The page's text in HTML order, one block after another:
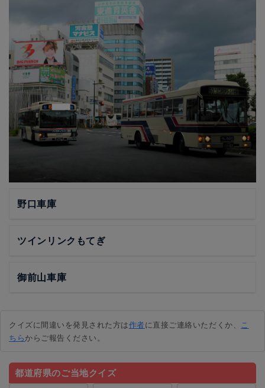
野口車庫
ツインリンクもてぎ
御前山車庫
クイズに間違いを発見された方は作者に直接ご連絡いただくか、 こ
ちらからご報告ください。
都道府県のご当地クイズ